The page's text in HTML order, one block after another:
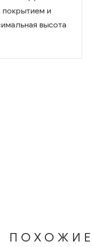
покрытием и
высота